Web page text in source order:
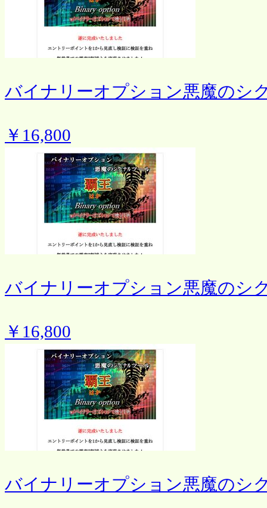
バイナリーオプション悪魔のシ
￥16,800
バイナリーオプション悪魔のシ
￥16,800
バイナリーオプション悪魔のシ